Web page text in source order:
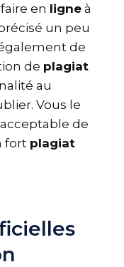
en ligne à
un peu
de
de plagiat
au
Vous le
de
fort plagiat